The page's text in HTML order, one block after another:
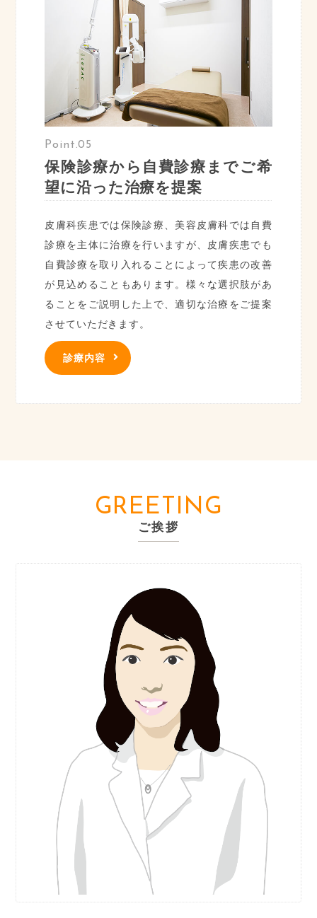
Point.05
保険診療から自費診療までご希
望に沿った治療を提案
皮膚科疾患では保険診療、美容皮膚科では自費
診療を主体に治療を行いますが、皮膚疾患でも
自費診療を取り入れることによって疾患の改善
が見込めることもあります。様々な選択肢があ
ることをご説明した上で、適切な治療をご提案
させていただきます。
診療内容
GREETING
ご挨拶